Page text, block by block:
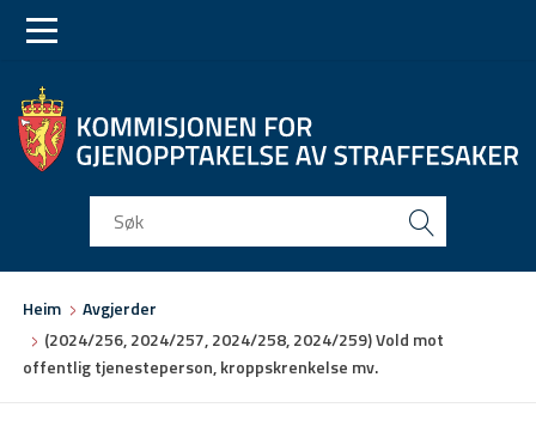
to
to
her
Heim
Avgjerder
(2024/256, 2024/257, 2024/258, 2024/259) Vold mot
offentlig tjenesteperson, kroppskrenkelse mv.